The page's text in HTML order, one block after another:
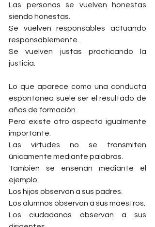
Las personas se vuelven honestas
siendo honestas.
Se vuelven responsables actuando
responsablemente.
Se vuelven justas practicando la
justicia.
Lo que aparece como una conducta
espontánea suele ser el resultado de
años de formación.
Pero existe otro aspecto igualmente
importante.
Las virtudes no se transmiten
únicamente mediante palabras.
También se enseñan mediante el
ejemplo.
Los hijos observan a sus padres.
Los alumnos observan a sus maestros.
Los ciudadanos observan a sus